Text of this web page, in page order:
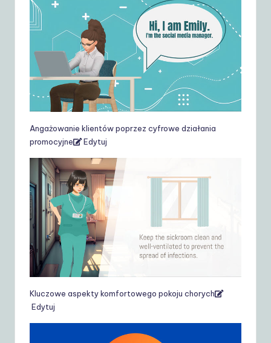
Angażowanie klientów poprzez cyfrowe działania
promocyjne
Edytuj
Kluczowe aspekty komfortowego pokoju chorych
Edytuj